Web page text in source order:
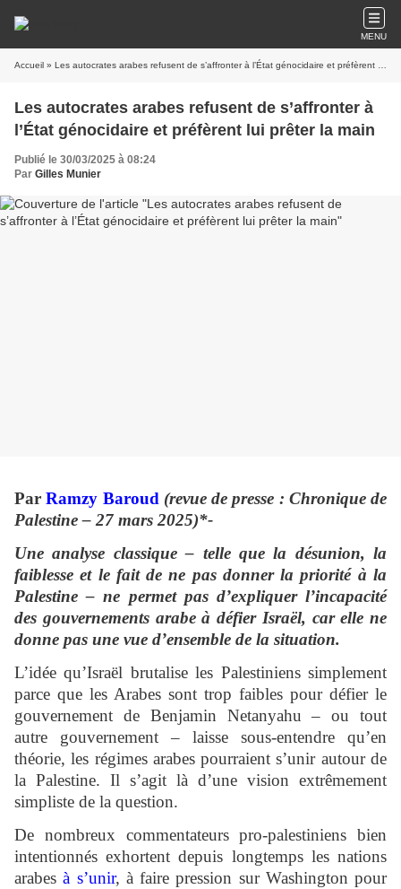
MENU
Accueil » Les autocrates arabes refusent de s’affronter à l’État génocidaire et préfèrent lui prêter la main
Les autocrates arabes refusent de s’affronter à
l’État génocidaire et préfèrent lui prêter la main
Publié le 30/03/2025 à 08:24
Par Gilles Munier
ParRamzy Baroud (revue de presse : Chronique de
Palestine – 27 mars 2025)*-
Une analyse classique – telle que la désunion, la
faiblesse et le fait de ne pas donner la priorité à la
Palestine – ne permet pas d’expliquer l’incapacité
des gouvernements arabe à défier Israël, car elle ne
donne pas une vue d’ensemble de la situation.
L’idée qu’Israël brutalise les Palestiniens simplement
parce que les Arabes sont trop faibles pour défier le
gouvernement de Benjamin Netanyahu – ou tout
autre gouvernement – laisse sous-entendre qu’en
théorie, les régimes arabes pourraient s’unir autour de
la Palestine. Il s’agit là d’une vision extrêmement
simpliste de la question.
De nombreux commentateurs pro-palestiniens bien
intentionnés exhortent depuis longtemps les nations
arabesà s’unir, à faire pression sur Washington pour